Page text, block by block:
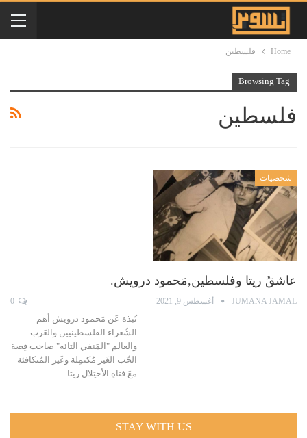
Home فلسطين
Browsing Tag
فلسطين
شخصيات
عاشقُ ريتا وفلسطين,مَحمود درويش.
JUMANA JAMAL أغسطس 9, 2021
نُبذة عَن مَحمود درويش أهم
الشُعراء الفلسطينيين والعَرب
والعالم "المَنفي التائه" صاحب قِصة
الحُب الغَير مُكتمِلة وغَير المُتكافئة
معَ فتاةِ الأحتِلال ريتا..
STAY WITH US